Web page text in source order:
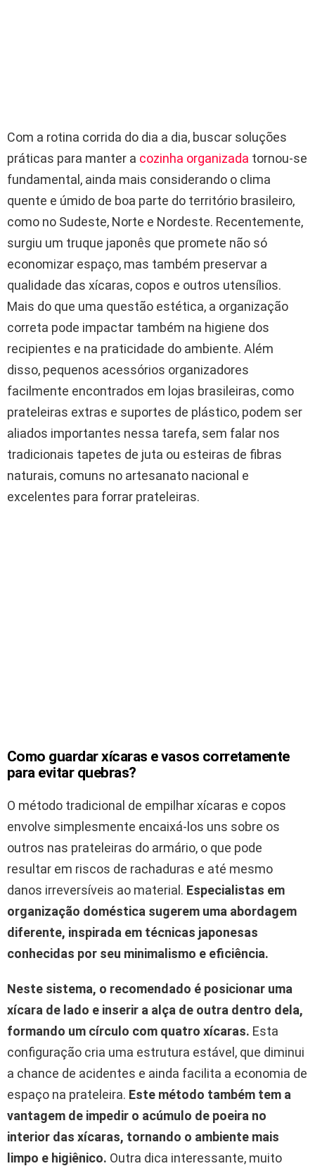
Com a rotina corrida do dia a dia, buscar soluções
práticas para manter a cozinha organizada tornou-se
fundamental, ainda mais considerando o clima
quente e úmido de boa parte do território brasileiro,
como no Sudeste, Norte e Nordeste. Recentemente,
surgiu um truque japonês que promete não só
economizar espaço, mas também preservar a
qualidade das xícaras, copos e outros utensílios.
Mais do que uma questão estética, a organização
correta pode impactar também na higiene dos
recipientes e na praticidade do ambiente. Além
disso, pequenos acessórios organizadores
facilmente encontrados em lojas brasileiras, como
prateleiras extras e suportes de plástico, podem ser
aliados importantes nessa tarefa, sem falar nos
tradicionais tapetes de juta ou esteiras de fibras
naturais, comuns no artesanato nacional e
excelentes para forrar prateleiras.
Como guardar xícaras e vasos corretamente
para evitar quebras?
O método tradicional de empilhar xícaras e copos
envolve simplesmente encaixá-los uns sobre os
outros nas prateleiras do armário, o que pode
resultar em riscos de rachaduras e até mesmo
danos irreversíveis ao material. Especialistas em
organização doméstica sugerem uma abordagem
diferente, inspirada em técnicas japonesas
conhecidas por seu minimalismo e eficiência.
Neste sistema, o recomendado é posicionar uma
xícara de lado e inserir a alça de outra dentro dela,
formando um círculo com quatro xícaras. Esta
configuração cria uma estrutura estável, que diminui
a chance de acidentes e ainda facilita a economia de
espaço na prateleira. Este método também tem a
vantagem de impedir o acúmulo de poeira no
interior das xícaras, tornando o ambiente mais
limpo e higiênico. Outra dica interessante, muito